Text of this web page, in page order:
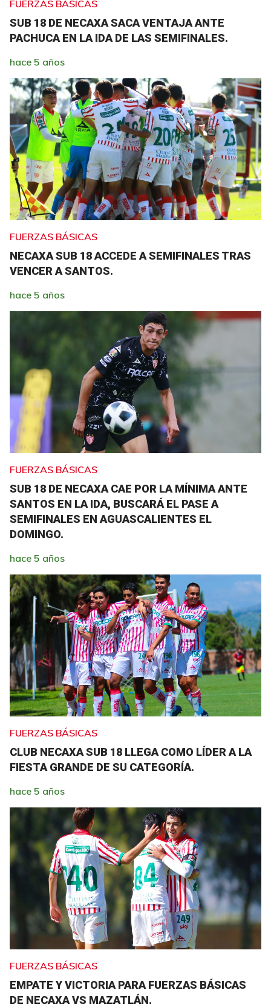
FUERZAS BÁSICAS
SUB 18 DE NECAXA SACA VENTAJA ANTE
PACHUCA EN LA IDA DE LAS SEMIFINALES.
hace 5 años
FUERZAS BÁSICAS
NECAXA SUB 18 ACCEDE A SEMIFINALES TRAS
VENCER A SANTOS.
hace 5 años
FUERZAS BÁSICAS
SUB 18 DE NECAXA CAE POR LA MÍNIMA ANTE
SANTOS EN LA IDA, BUSCARÁ EL PASE A
SEMIFINALES EN AGUASCALIENTES EL
DOMINGO.
hace 5 años
FUERZAS BÁSICAS
CLUB NECAXA SUB 18 LLEGA COMO LÍDER A LA
FIESTA GRANDE DE SU CATEGORÍA.
hace 5 años
FUERZAS BÁSICAS
EMPATE Y VICTORIA PARA FUERZAS BÁSICAS
DE NECAXA VS MAZATLÁN.